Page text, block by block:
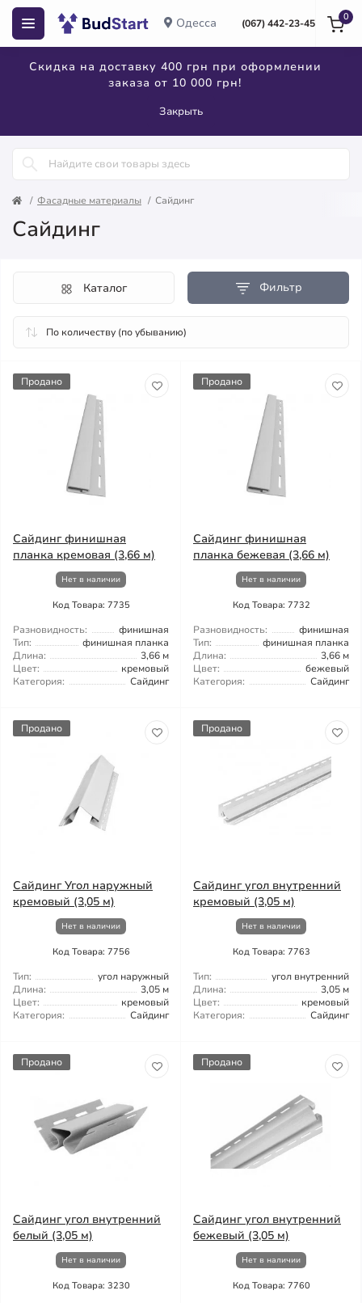
Одесса (067) 442-23-45
Скидка на доставку 400 грн при оформлении
заказа от 10 000 грн!
Закрыть
0
Фасадные материалы Сайдинг
Сайдинг
Фильтр
Каталог
Продано
Сайдинг финишная
планка кремовая (3,66 м)
Нет в наличии
Код Товара: 7735
Разновидность:
финишная
Тип:
финишная планка
Длина:
3,66 м
Цвет:
кремовый
Категория:
Сайдинг
Продано
Сайдинг финишная
планка бежевая (3,66 м)
Нет в наличии
Код Товара: 7732
Разновидность:
финишная
Тип:
финишная планка
Длина:
3,66 м
Цвет:
бежевый
Категория:
Сайдинг
Продано
Сайдинг Угол наружный
кремовый (3,05 м)
Нет в наличии
Код Товара: 7756
Тип:
угол наружный
Длина:
3,05 м
Цвет:
кремовый
Категория:
Сайдинг
Продано
Сайдинг угол внутренний
кремовый (3,05 м)
Нет в наличии
Код Товара: 7763
Тип:
угол внутренний
Длина:
3,05 м
Цвет:
кремовый
Категория:
Сайдинг
Продано
Сайдинг угол внутренний
белый (3,05 м)
Нет в наличии
Код Товара: 3230
Продано
Сайдинг угол внутренний
бежевый (3,05 м)
Нет в наличии
Код Товара: 7760